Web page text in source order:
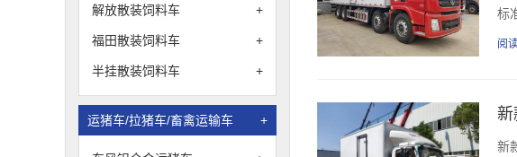
解放散装饲料车 +
福田散装饲料车 +
半挂散装饲料车 +
运猪车/拉猪车/畜禽运输车 +
标
阅
新
新